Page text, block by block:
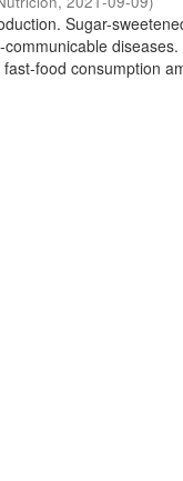
Sugar-
communicable
fast-food consumption